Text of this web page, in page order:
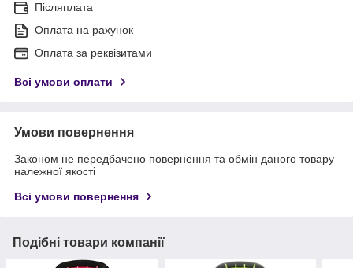
Післяплата
Оплата на рахунок
Оплата за реквізитами
Всі умови оплати
Умови повернення
Законом не передбачено повернення та обмін даного товару
належної якості
Всі умови повернення
Подібні товари компанії